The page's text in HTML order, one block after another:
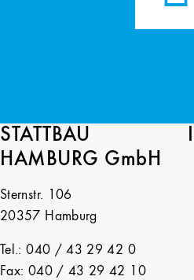
STATTBAU
HAMBURG GmbH
Sternstr. 106
20357 Hamburg
Tel.: 040 / 43 29 42 0
Fax: 040 / 43 29 42 10